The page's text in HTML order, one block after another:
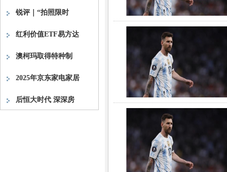
锐评｜“拍照限时
红利价值ETF易方达
澳柯玛取得特种制
2025年京东家电家居
后恒大时代 深深房